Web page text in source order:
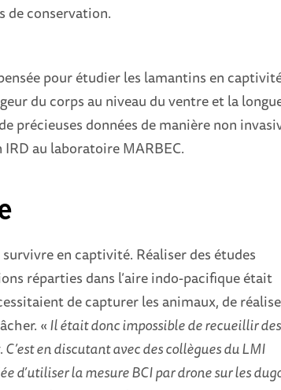
de conservation.
pour étudier les lamantins en
du corps au niveau du ventre et la
précieuses données de manière non
au laboratoire MARBEC.
en captivité. Réaliser des études
réparties dans l’aire indo-pacifique était
de capturer les animaux, de
«Il était donc impossible de recueillir des
en discutant avec des collègues du LMI
d’utiliser la mesure BCI par drone sur les